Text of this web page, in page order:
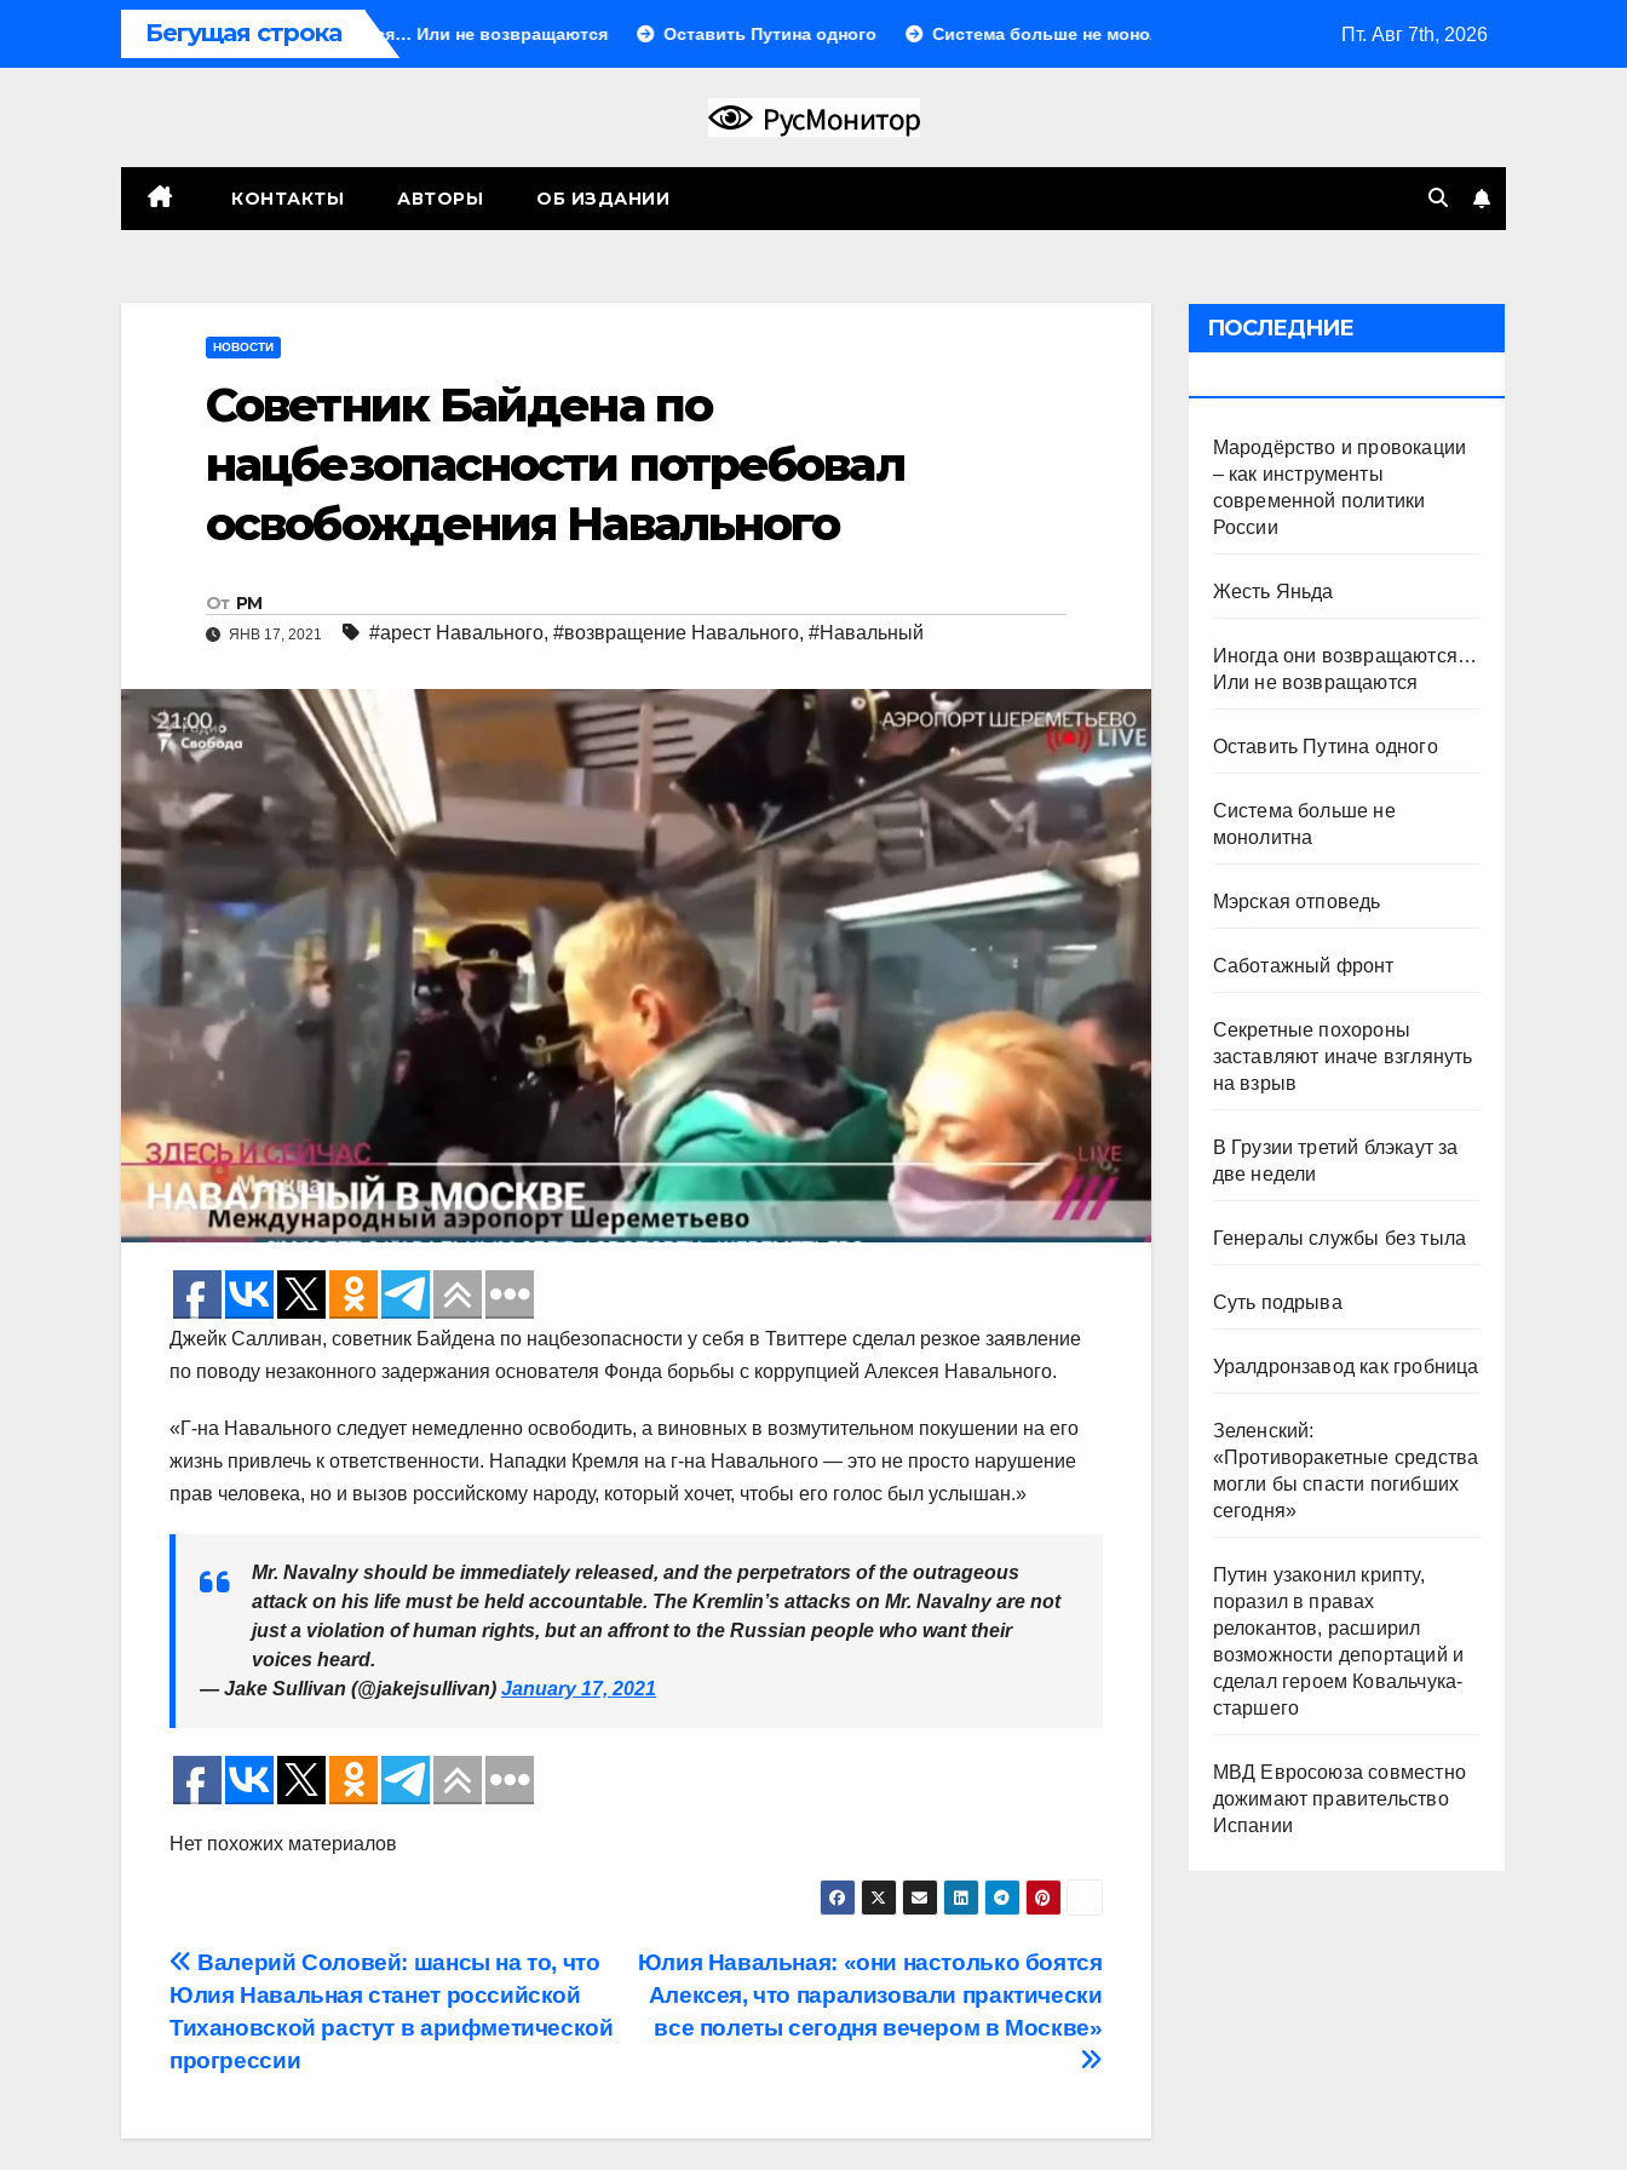
Бегущая строка
Иногда они возвращаются… Или не возвращаются Оставить Путина одного Система больше не монолитна Мародёрство и провокации – как инструменты
Пт. Авг 7th, 2026
КОНТАКТЫ АВТОРЫ ОБ ИЗДАНИИ
НОВОСТИ
Советник Байдена по
нацбезопасности потребовал
освобождения Навального
От РМ
ЯНВ 17, 2021 #арест Навального, #возвращение Навального, #Навальный
Джейк Салливан, советник Байдена по нацбезопасности у себя в Твиттере сделал резкое заявление
по поводу незаконного задержания основателя Фонда борьбы с коррупцией Алексея Навального.
«Г-на Навального следует немедленно освободить, а виновных в возмутительном покушении на его
жизнь привлечь к ответственности. Нападки Кремля на г-на Навального — это не просто нарушение
прав человека, но и вызов российскому народу, который хочет, чтобы его голос был услышан.»
Mr. Navalny should be immediately released, and the perpetrators of the outrageous
attack on his life must be held accountable. The Kremlin’s attacks on Mr. Navalny are not
just a violation of human rights, but an affront to the Russian people who want their
voices heard.
— Jake Sullivan (@jakejsullivan) January 17, 2021
Нет похожих материалов
Навигация
по
записям
Юлия Навальная: «они настолько боятся
Алексея, что парализовали практически
все полеты сегодня вечером в Москве»
Валерий Соловей: шансы на то, что
Юлия Навальная станет российской
Тихановской растут в арифметической
прогрессии
ПОСЛЕДНИЕ
Мародёрство и провокации
– как инструменты
современной политики
России
Жесть Яньда
Иногда они возвращаются…
Или не возвращаются
Оставить Путина одного
Система больше не
монолитна
Мэрская отповедь
Саботажный фронт
Секретные похороны
заставляют иначе взглянуть
на взрыв
В Грузии третий блэкаут за
две недели
Генералы службы без тыла
Суть подрыва
Уралдронзавод как гробница
Зеленский:
«Противоракетные средства
могли бы спасти погибших
сегодня»
Путин узаконил крипту,
поразил в правах
релокантов, расширил
возможности депортаций и
сделал героем Ковальчука-
старшего
МВД Евросоюза совместно
дожимают правительство
Испании